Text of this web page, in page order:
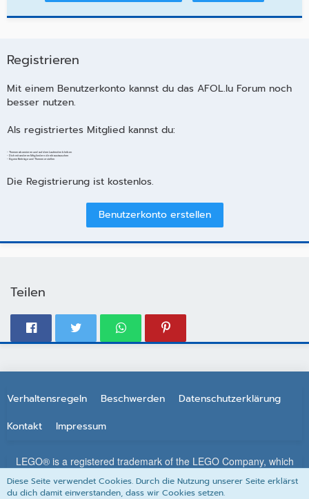
Registrieren
Mit einem Benutzerkonto kannst du das AFOL.lu Forum noch
besser nutzen.
Als registriertes Mitglied kannst du:
- Themen abonnieren und auf dem Laufenden bleiben
- Dich mit anderen Mitgliedern direkt austauschen
- Eigene Beiträge und Themen erstellen
Die Registrierung ist kostenlos.
Benutzerkonto erstellen
Teilen
Verhaltensregeln Beschwerden
Datenschutzerklärung
Kontakt
Impressum
LEGO® is a registered trademark of the LEGO Company, which
does not sponsor, authorize or endorse this site. All other
trademarks, service marks, and copyrights are property of their
Diese Seite verwendet Cookies. Durch die Nutzung unserer Seite erklärst
du dich damit einverstanden, dass wir Cookies setzen.